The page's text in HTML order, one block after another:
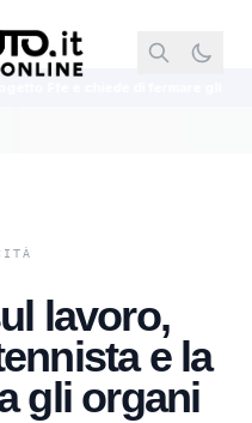
lavoro,
e la
gli organi